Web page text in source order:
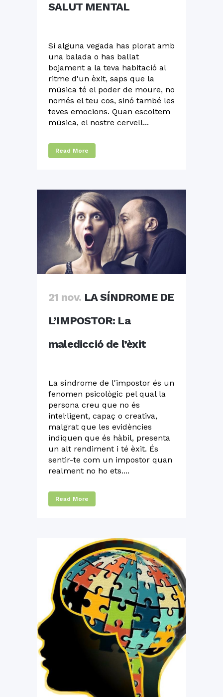
SALUT MENTAL
Si alguna vegada has plorat amb
una balada o has ballat
bojament a la teva habitació al
ritme d'un èxit, saps que la
música té el poder de moure, no
només el teu cos, sinó també les
teves emocions. Quan escoltem
música, el nostre cervell...
Read More
21 nov. LA SÍNDROME DE
L’IMPOSTOR: La
maledicció de l’èxit
La síndrome de l'impostor és un
fenomen psicològic pel qual la
persona creu que no és
intel·ligent, capaç o creativa,
malgrat que les evidències
indiquen que és hàbil, presenta
un alt rendiment i té èxit. És
sentir-te com un impostor quan
realment no ho ets....
Read More